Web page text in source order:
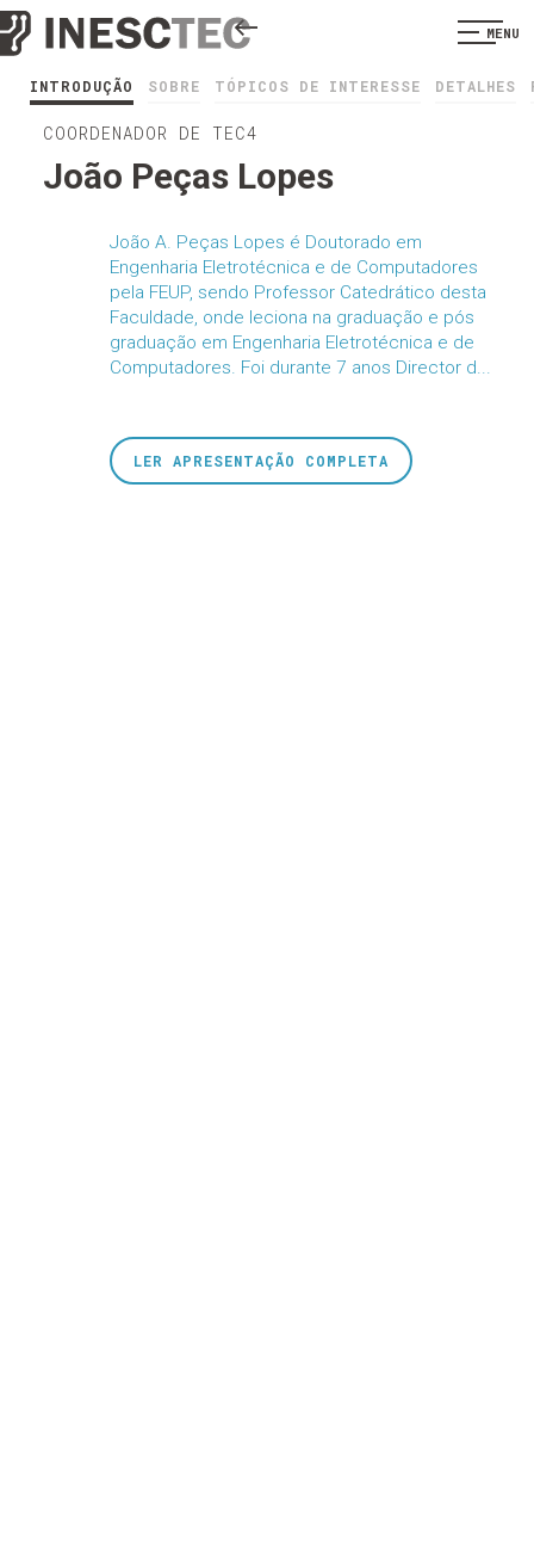
MENU
INTRODUÇÃO SOBRE TÓPICOS DE INTERESSE DETALHES
COORDENADOR DE TEC4
João Peças Lopes
João A. Peças Lopes é Doutorado em
Engenharia Eletrotécnica e de Computadores
pela FEUP, sendo Professor Catedrático desta
Faculdade, onde leciona na graduação e pós
graduação em Engenharia Eletrotécnica e de
Computadores. Foi durante 7 anos Director d...
LER APRESENTAÇÃO COMPLETA